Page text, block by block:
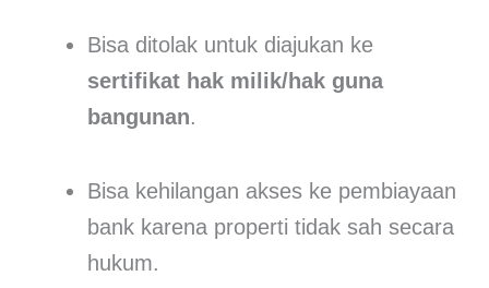
Bisa ditolak untuk diajukan ke
sertifikat hak milik/hak guna
bangunan.
Bisa kehilangan akses ke pembiayaan
bank karena properti tidak sah secara
hukum.